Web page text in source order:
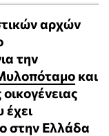
αρχών
την
και
έχει
στην Ελλάδα